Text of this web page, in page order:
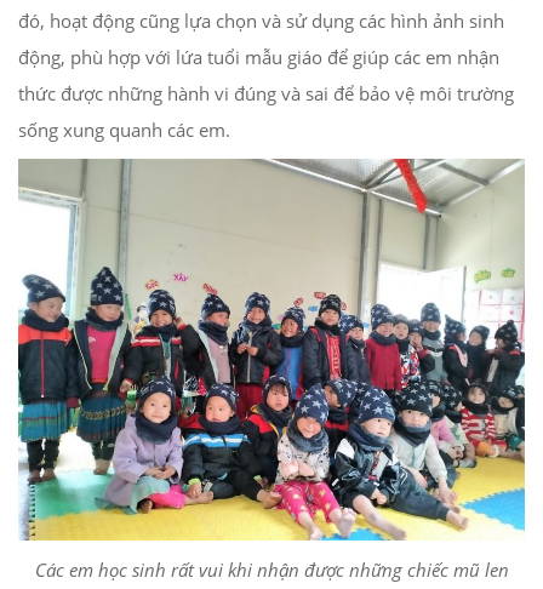
đó, hoạt động cũng lựa chọn và sử dụng các hình ảnh sinh
động, phù hợp với lứa tuổi mẫu giáo để giúp các em nhận
thức được những hành vi đúng và sai để bảo vệ môi trường
sống xung quanh các em.
Các em học sinh rất vui khi nhận được những chiếc mũ len